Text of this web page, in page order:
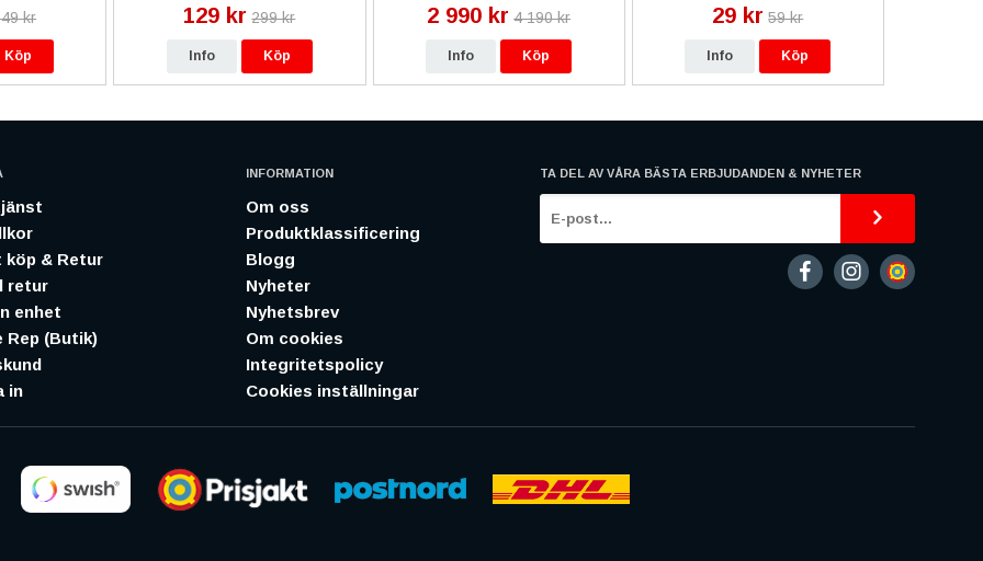
kr
Köp
129 kr 299 kr
Info Köp
2 990 kr 4 190 kr
Info Köp
29 kr 59 kr
Info Köp
köp & Retur
retur
enhet
Rep (Butik)
in
INFORMATION
Om oss
Produktklassificering
Blogg
Nyheter
Nyhetsbrev
Om cookies
Integritetspolicy
Cookies inställningar
TA DEL AV VÅRA BÄSTA ERBJUDANDEN & NYHETER